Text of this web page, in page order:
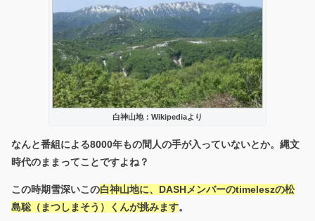
白神山地：Wikipediaより
なんと番組による8000年もの間人の手が入っていないとか。縄文
時代のままってことですよね？
この時期雪深いこの白神山地に、DASHメンバーのtimeleszの松
島聡（まつしまそう）くんが挑みます。